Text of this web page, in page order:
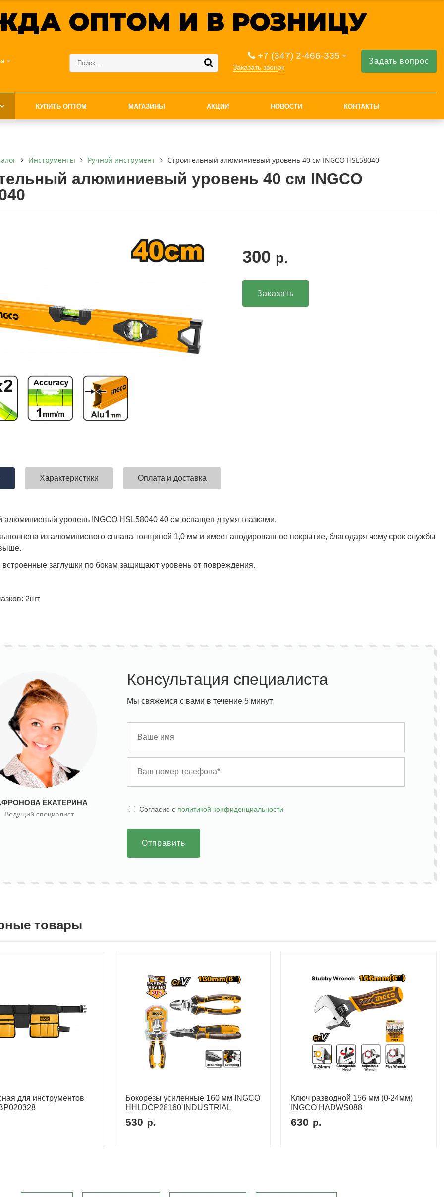
ОПТОМ И В РОЗНИЦУ
+7 (347) 2-466-335
Заказать звонок
Задать вопрос
КУПИТЬ ОПТОМ МАГАЗИНЫ АКЦИИ НОВОСТИ КОНТАКТЫ
Инструменты Ручной инструмент Строительный алюминиевый уровень 40 см INGCO HSL58040
алюминиевый уровень 40 см INGCO
300 р.
Заказать
Характеристики Оплата и доставка
алюминиевый уровень INGCO HSL58040 40 см оснащен двумя глазками.
из алюминиевого сплава толщиной 1,0 мм и имеет анодированное покрытие, благодаря чему срок службы
заглушки по бокам защищают уровень от повреждения.
2шт
ЕКАТЕРИНА
Ведущий специалист
Консультация специалиста
Мы свяжемся с вами в течение 5 минут
Cогласие с политикой конфиденциальности
Отправить
товары
для инструментов
Бокорезы усиленные 160 мм INGCO
HHLDCP28160 INDUSTRIAL
530 р.
Ключ разводной 156 мм (0-24мм)
INGCO HADWS088
630 р.